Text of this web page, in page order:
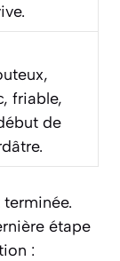
friable,
de
étape
: